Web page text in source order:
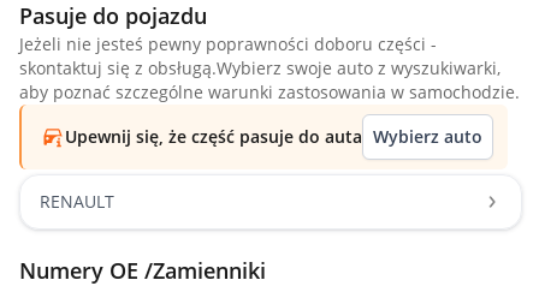
Pasuje do pojazdu
Jeżeli nie jesteś pewny poprawności doboru części -
skontaktuj się z obsługą.Wybierz swoje auto z wyszukiwarki,
aby poznać szczególne warunki zastosowania w samochodzie.
Upewnij się, że część pasuje do auta Wybierz auto
RENAULT
Numery OE /Zamienniki